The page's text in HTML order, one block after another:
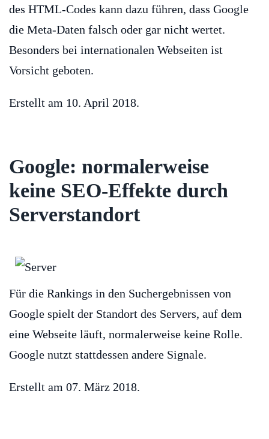
des HTML-Codes kann dazu führen, dass Google
die Meta-Daten falsch oder gar nicht wertet.
Besonders bei internationalen Webseiten ist
Vorsicht geboten.
Erstellt am 10. April 2018.
Google: normalerweise
keine SEO-Effekte durch
Serverstandort
Für die Rankings in den Suchergebnissen von
Google spielt der Standort des Servers, auf dem
eine Webseite läuft, normalerweise keine Rolle.
Google nutzt stattdessen andere Signale.
Erstellt am 07. März 2018.